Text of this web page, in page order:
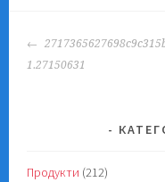
POST
NAVIGATION
1.27150631
Продукти (212)